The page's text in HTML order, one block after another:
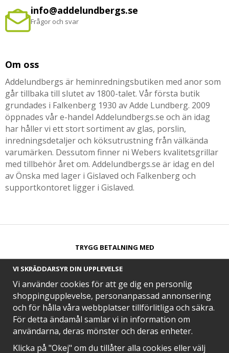
info@addelundbergs.se
Frågor och svar
Om oss
Addelundbergs är heminredningsbutiken med anor som
går tillbaka till slutet av 1800-talet. Vår första butik
grundades i Falkenberg 1930 av Adde Lundberg. 2009
öppnades vår e-handel Addelundbergs.se och än idag
har håller vi ett stort sortiment av glas, porslin,
inredningsdetaljer och köksutrustning från välkända
varumärken. Dessutom finner ni Webers kvalitetsgrillar
med tillbehör året om. Addelundbergs.se är idag en del
av Önska med lager i Gislaved och Falkenberg och
supportkontoret ligger i Gislaved.
TRYGG BETALNING MED​
SNABB LEVERANS MED
VI SKRÄDDARSYR DIN UPPLEVELSE
Vi använder cookies för att ge dig en personlig
shoppingupplevelse, personanpassad annonsering
och för hålla våra webbplatser tillförlitliga och säkra.
För detta ändamål samlar vi in information om
användarna, deras mönster och deras enheter.
Klicka på "Okej" om du tillåter alla cookies eller välj